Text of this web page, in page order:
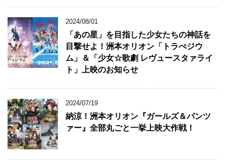
2024/08/01
「あの星」を目指した少女たちの神話を
目撃せよ！洲本オリオン「トラぺジウ
ム」＆「少女☆歌劇 レヴュースタァライ
ト」上映のお知らせ
2024/07/19
納涼！洲本オリオン『ガールズ＆パンツ
ァー』全部丸ごと一挙上映大作戦！